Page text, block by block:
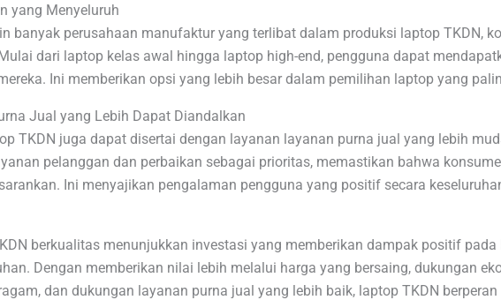
yang Menyeluruh
banyak perusahaan manufaktur yang terlibat dalam produksi laptop TKDN,
dari laptop kelas awal hingga laptop high-end, pengguna dapat
Ini memberikan opsi yang lebih besar dalam pemilihan laptop yang
Jual yang Lebih Dapat Diandalkan
TKDN juga dapat disertai dengan layanan layanan purna jual yang lebih
pelanggan dan perbaikan sebagai prioritas, memastikan bahwa
Ini menyajikan pengalaman pengguna yang positif secara
berkualitas menunjukkan investasi yang memberikan dampak positif
Dengan memberikan nilai lebih melalui harga yang bersaing, dukungan
dan dukungan layanan purna jual yang lebih baik, laptop TKDN